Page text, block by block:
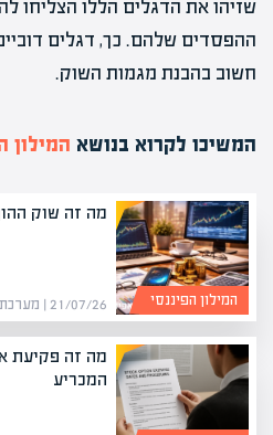
שזיהו את הדגלים הללו הצליחו
ההפסדים שלהם. כך, דגלים
חשוב בהבנת מגמות השוק.
המשיכו לקרוא בנושא המילון
מה זה שוק
21/07/26 | מערכת אפיק המילון הפיננסי
מה זה פקיעת
המכריע